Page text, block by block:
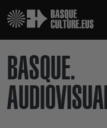
BASQUE.